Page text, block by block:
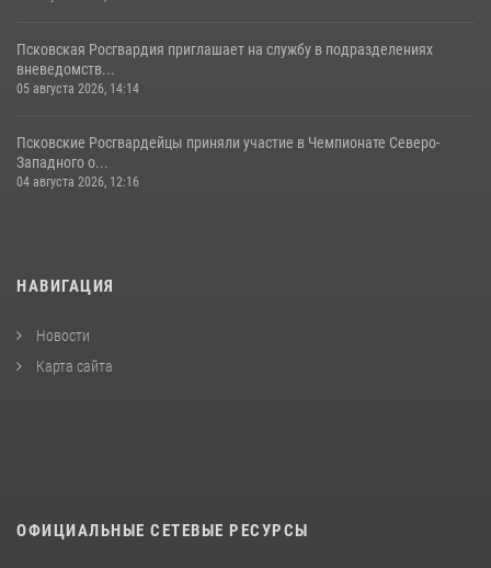
Псковская Росгвардия приглашает на службу в подразделениях
вневедомств...
05 августа 2026, 14:14
Псковские Росгвардейцы приняли участие в Чемпионате Северо-
Западного о...
04 августа 2026, 12:16
НАВИГАЦИЯ
Новости
Карта сайта
ОФИЦИАЛЬНЫЕ СЕТЕВЫЕ РЕСУРСЫ